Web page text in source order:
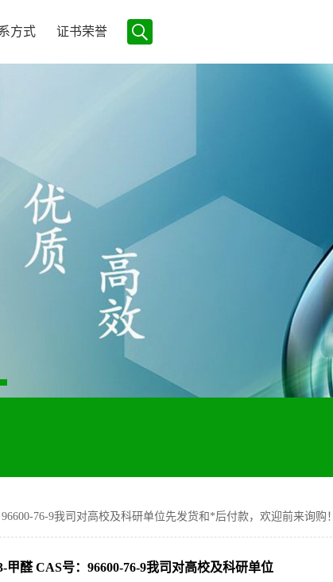
方式 证书荣誉
76-9我司对高校及科研单位先发货和*后付款，欢迎前来询购！
甲醛 CAS号：96600-76-9我司对高校及科研单位